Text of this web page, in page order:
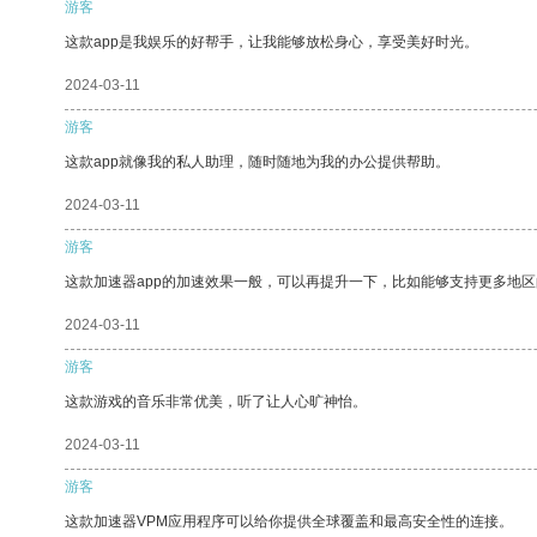
游客
这款app是我娱乐的好帮手，让我能够放松身心，享受美好时光。
2024-03-11
游客
这款app就像我的私人助理，随时随地为我的办公提供帮助。
2024-03-11
游客
这款加速器app的加速效果一般，可以再提升一下，比如能够支持更多地区
2024-03-11
游客
这款游戏的音乐非常优美，听了让人心旷神怡。
2024-03-11
游客
这款加速器VPM应用程序可以给你提供全球覆盖和最高安全性的连接。